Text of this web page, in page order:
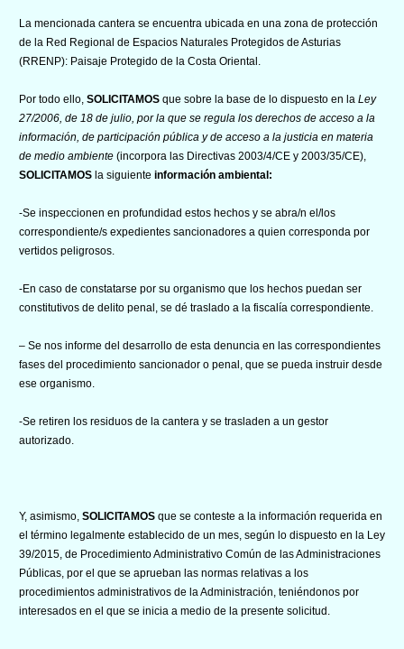
La mencionada cantera se encuentra ubicada en una zona de protección
de la Red Regional de Espacios Naturales Protegidos de Asturias
(RRENP): Paisaje Protegido de la Costa Oriental.
Por todo ello, SOLICITAMOS que sobre la base de lo dispuesto en la Ley
27/2006, de 18 de julio, por la que se regula los derechos de acceso a la
información, de participación pública y de acceso a la justicia en materia
de medio ambiente (incorpora las Directivas 2003/4/CE y 2003/35/CE),
SOLICITAMOS la siguiente información ambiental:
-Se inspeccionen en profundidad estos hechos y se abra/n el/los
correspondiente/s expedientes sancionadores a quien corresponda por
vertidos peligrosos.
-En caso de constatarse por su organismo que los hechos puedan ser
constitutivos de delito penal, se dé traslado a la fiscalía correspondiente.
– Se nos informe del desarrollo de esta denuncia en las correspondientes
fases del procedimiento sancionador o penal, que se pueda instruir desde
ese organismo.
-Se retiren los residuos de la cantera y se trasladen a un gestor
autorizado.
Y, asimismo, SOLICITAMOS que se conteste a la información requerida en
el término legalmente establecido de un mes, según lo dispuesto en la Ley
39/2015, de Procedimiento Administrativo Común de las Administraciones
Públicas, por el que se aprueban las normas relativas a los
procedimientos administrativos de la Administración, teniéndonos por
interesados en el que se inicia a medio de la presente solicitud.